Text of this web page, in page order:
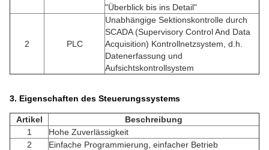
"Überblick bis ins Detail"
2 PLC
Unabhängige Sektionskontrolle durch
SCADA (Supervisory Control And Data
Acquisition) Kontrollnetzsystem, d.h.
Datenerfassung und
Aufsichtskontrollsystem
3. Eigenschaften des Steuerungssystems
Artikel
Beschreibung
1
Hohe Zuverlässigkeit
2
Einfache Programmierung, einfacher Betrieb